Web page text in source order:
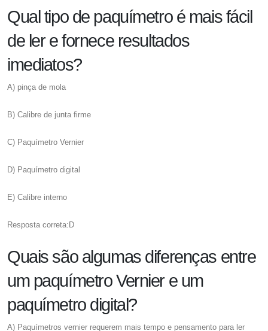
Qual tipo de paquímetro é mais fácil
de ler e fornece resultados
imediatos?
A) pinça de mola
B) Calibre de junta firme
C) Paquímetro Vernier
D) Paquímetro digital
E) Calibre interno
Resposta correta:D
Quais são algumas diferenças entre
um paquímetro Vernier e um
paquímetro digital?
A) Paquímetros vernier requerem mais tempo e pensamento para ler